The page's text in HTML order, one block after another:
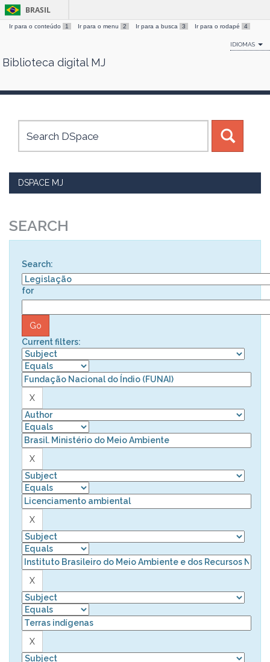
Skip
BRASIL
Ir para o conteúdo 1 Ir para o menu 2 Ir para a busca 3 Ir para o rodapé 4
IDIOMAS
Biblioteca digital MJ
DSPACE MJ
SEARCH
Search:
for
Current filters: